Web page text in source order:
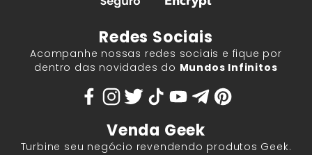
Redes Sociais
Acompanhe nossas redes sociais e fique por
dentro das novidades do Mundos Infinitos
Venda Geek
Turbine seu negócio revendendo produtos Geek.